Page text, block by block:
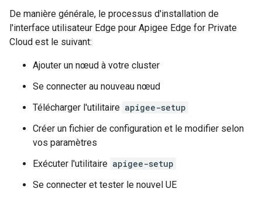
De manière générale, le processus d'installation de
l'interface utilisateur Edge pour Apigee Edge for Private
Cloud est le suivant:
Ajouter un nœud à votre cluster
Se connecter au nouveau nœud
Télécharger l'utilitaire apigee-setup
Créer un fichier de configuration et le modifier selon
vos paramètres
Exécuter l'utilitaire apigee-setup
Se connecter et tester le nouvel UE